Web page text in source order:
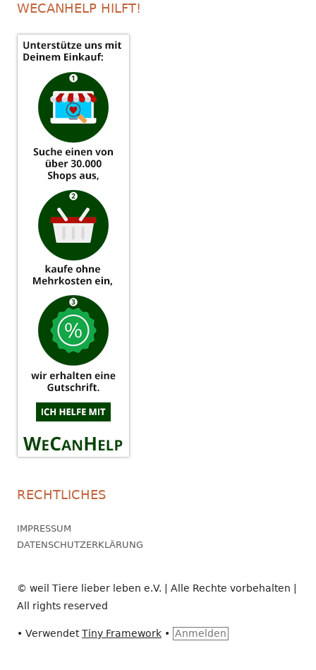
WECANHELP HILFT!
RECHTLICHES
IMPRESSUM
DATENSCHUTZERKLÄRUNG
© weil Tiere lieber leben e.V. | Alle Rechte vorbehalten |
All rights reserved
• VerwendetTiny Framework • Anmelden